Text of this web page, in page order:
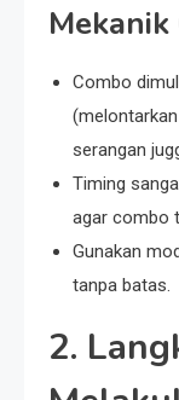
Mekanik
Combo
serangan
Timing
agar combo
Gunakan
tanpa batas.
2.